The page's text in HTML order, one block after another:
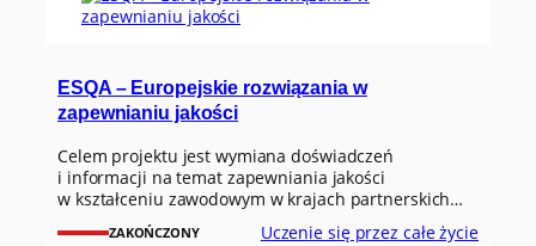
ESQA – Europejskie rozwiązania w
zapewnianiu jakości
Celem projektu jest wymiana doświadczeń
i informacji na temat zapewniania jakości
w kształceniu zawodowym w krajach partnerskich…
ZAKOŃCZONY Uczenie się przez całe życie